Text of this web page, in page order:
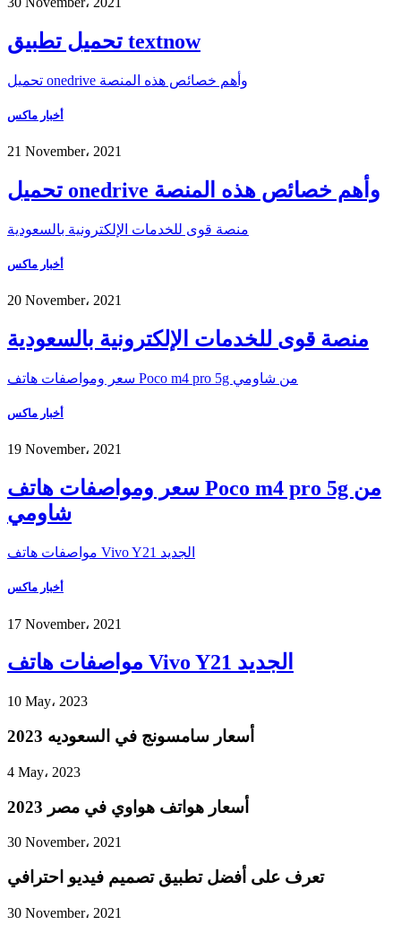
تحميل تطبيق textnow
تحميل onedrive وأهم خصائص هذه المنصة
أخبار ماكس
21 November، 2021
تحميل onedrive وأهم خصائص هذه المنصة
منصة قوى للخدمات الإلكترونية بالسعودية
أخبار ماكس
20 November، 2021
منصة قوى للخدمات الإلكترونية بالسعودية
سعر ومواصفات هاتف Poco m4 pro 5g من شاومي
أخبار ماكس
19 November، 2021
سعر ومواصفات هاتف Poco m4 pro 5g من
شاومي
مواصفات هاتف Vivo Y21 الجديد
أخبار ماكس
17 November، 2021
مواصفات هاتف Vivo Y21 الجديد
10 May، 2023
أسعار سامسونج في السعوديه 2023
4 May، 2023
أسعار هواتف هواوي في مصر 2023
30 November، 2021
تعرف على أفضل تطبيق تصميم فيديو احترافي
30 November، 2021